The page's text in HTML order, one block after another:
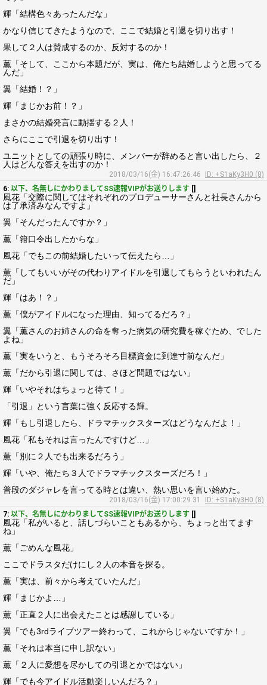
輝「結構色々あったんだな」
かなり信じてきたようなので、ここで結婚と引退を切り出す！
果して２人は賛成するのか、反対するのか！
薫「そして、ここから本題だが、実は、俺たち結婚しようと思ってる
んだ」
翼「結婚！？」
輝「まじかお前！？」
まさかの結婚発言に動揺する２人！
さらにここで引退を切り出す！
ユニットとしての頑張り時に、メンバーが辞めると言い出したら、２
人はどんな答えを出すのか！
2018/03/16(金) 16:47:26.46
ID: +S1aKy3H0 (8)
6: 以下、名無しにかわりましてSS速報VIPがお送りします []
風花「交際に関してはそれぞれのプロデューサーさんと社長さんから
は了承済みなんですよ」
翼「そんだったんですか？」
薫「箝口令出したからな」
風花「でもこの前結婚したいって伝えたら…」
薫「してもいいがその代わりアイドルを引退してもらうといわれたん
だ」
輝「はあ！？」
薫「僕がアイドルになった理由、知ってるだろ？」
翼「薫さんのお姉さんの命を奪った病気の研究費を稼ぐため、でした
よね」
薫「実をいうと、もうそろそろ目標資金に到達寸前なんだ」
薫「だから引退に関しては、さほど問題ではない」
輝「いやそれはちょっと待て！」
「引退」という言葉に強く反応する輝。
輝「もし引退したら、ドラマチックスターズはどうなんだよ！」
風花「私もそれは言ったんですけど…」
薫「別に２人でも出来るだろう」
輝「いや、俺たち３人でドラマチックスターズだろ！」
普段のダジャレを言ってる時とは違い、熱い思いを言い始めた。
2018/03/16(金) 17:00:29.31
ID: +S1aKy3H0 (8)
7: 以下、名無しにかわりましてSS速報VIPがお送りします []
風花「私がいると、話しづらいこともあるから、ちょっと出てます
ね」
薫「ごめんな風花」
ここでドラスタだけにし２人の本音を探る。
薫「実は、前々から考えていたんだ」
輝「まじかよ…」
薫「正直２人に出会えたことは感謝している」
翼「でも3rdライブツアー終わって、これからじゃないですか！」
薫「それは本当に申し訳ない」
薫「２人に愛想を尽かしての引退とかではない」
輝「でも今アイドル活動楽しいんだろ？」